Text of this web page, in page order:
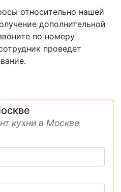
относительно нашей
дополнительной
по номеру
проведет
кухни в Москве